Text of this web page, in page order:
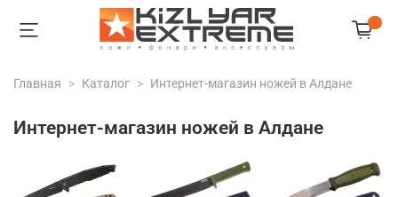
Главная Каталог Интернет-магазин ножей в Алдане
Интернет-магазин ножей в Алдане